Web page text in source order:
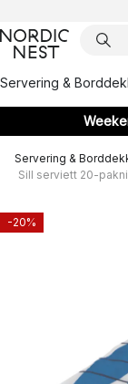
Servering &
Servering &
Sill serviett 20-
-20%